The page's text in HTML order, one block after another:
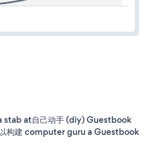
stab at自己动手 (diy) Guestbook
构建 computer guru a Guestbook